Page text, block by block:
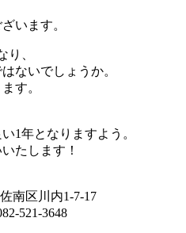
います。
り、
ないでしょうか。
す。
1年となりますよう。
たします！
南区川内1-7-17
521-3648